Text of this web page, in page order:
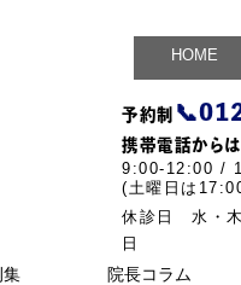
HOME
予約制 📞
携帯電話から
9:00-12:00 /
(土曜日は
休診日 水・木
日
集 院長コラム